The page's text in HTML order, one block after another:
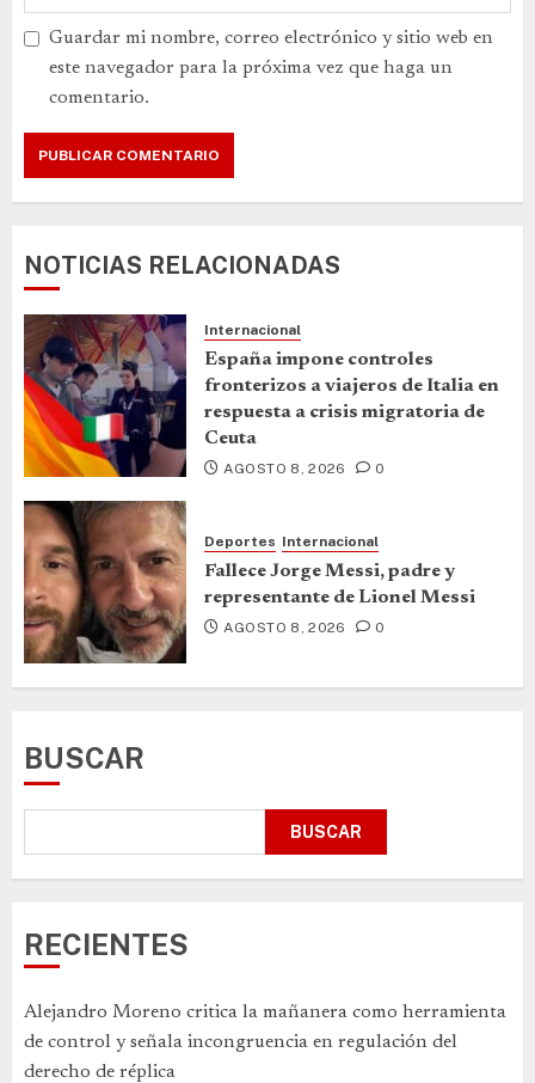
Guardar mi nombre, correo electrónico y sitio web en
este navegador para la próxima vez que haga un
comentario.
NOTICIAS RELACIONADAS
Internacional
España impone controles
fronterizos a viajeros de Italia en
respuesta a crisis migratoria de
Ceuta
AGOSTO 8, 2026 0
Deportes Internacional
Fallece Jorge Messi, padre y
representante de Lionel Messi
AGOSTO 8, 2026 0
BUSCAR
BUSCAR
RECIENTES
Alejandro Moreno critica la mañanera como herramienta
de control y señala incongruencia en regulación del
derecho de réplica